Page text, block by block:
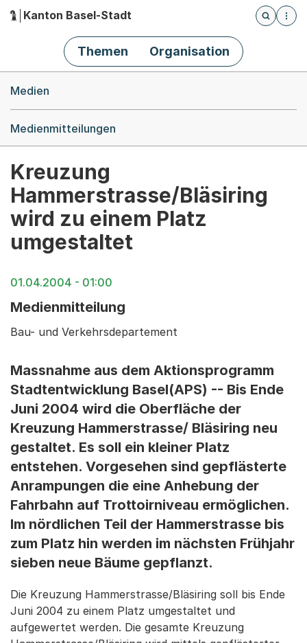
Hauptnavigation
Kanton Basel-Stadt
Öffnet
Themen Organisation
Medien
Medienmitteilungen
Kreuzung
Hammerstrasse/Bläsiring
wird zu einem Platz
umgestaltet
01.04.2004 - 01:00
Medienmitteilung
Bau- und Verkehrsdepartement
Massnahme aus dem Aktionsprogramm
Stadtentwicklung Basel(APS) -- Bis Ende
Juni 2004 wird die Oberfläche der
Kreuzung Hammerstrasse/ Bläsiring neu
gestaltet. Es soll ein kleiner Platz
entstehen. Vorgesehen sind gepflästerte
Anrampungen die eine Anhebung der
Fahrbahn auf Trottoirniveau ermöglichen.
Im nördlichen Teil der Hammerstrasse bis
zum Platz hin werden im nächsten Frühjahr
sieben neue Bäume gepflanzt.
Die Kreuzung Hammerstrasse/Bläsiring soll bis Ende
Juni 2004 zu einem Platz umgestaltet und
aufgewertet werden. Die gesamte Kreuzung